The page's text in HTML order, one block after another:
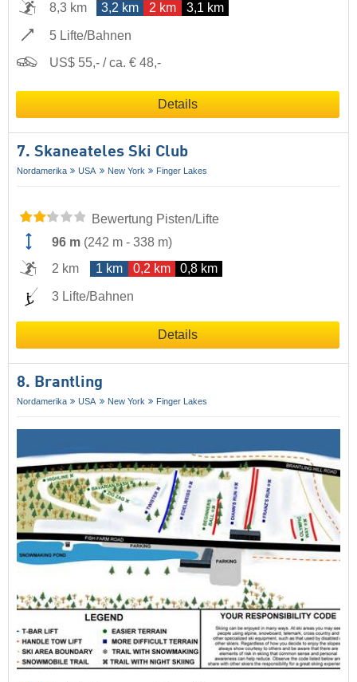
8,3 km
3,2 km 2 km 3,1 km
5 Lifte/Bahnen
US$ 55,- / ca. € 48,-
Details
7. Skaneateles Ski Club
Nordamerika USA New York Finger Lakes
Bewertung Pisten/Lifte
96 m (242 m - 338 m)
2 km
1 km 0,2 km 0,8 km
3 Lifte/Bahnen
Details
8. Brantling
Nordamerika USA New York Finger Lakes